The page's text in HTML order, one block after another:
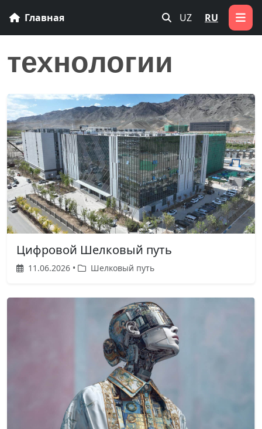
Главная UZ RU
технологии
Цифровой Шелковый путь
11.06.2026 • Шелковый путь